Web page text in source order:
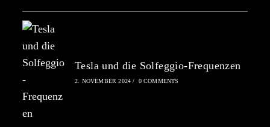
Tesla und die Solfeggio-Frequenzen
2. NOVEMBER 2024 / 0 COMMENTS